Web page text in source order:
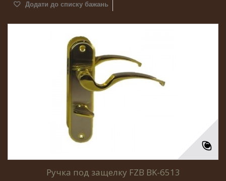
Додати до списку бажань
Ручка под защелку FZB BK-6513